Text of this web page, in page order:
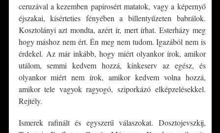
ceruzával a kezemben papirosért matatok, vagy a képernyő
éjszakai, kísérteties fényében a billentyűzeten babrálok.
Kosztolányi azt mondta, azért ír, mert írhat. Esterházy meg
hogy máshoz nem ért. Én meg nem tudom. Igazából nem is
érdekel. Az már inkább, hogy miért olyankor írok, amikor
utálom, semmi kedvem hozzá, kínkeserv az egész, és
olyankor miért nem írok, amikor kedvem volna hozzá,
amikor tele vagyok ragyogó, sziporkázó elképzelésekkel.
Rejtély.
Ismerek rafinált és egyszerű válaszokat. Dosztojevszkij,